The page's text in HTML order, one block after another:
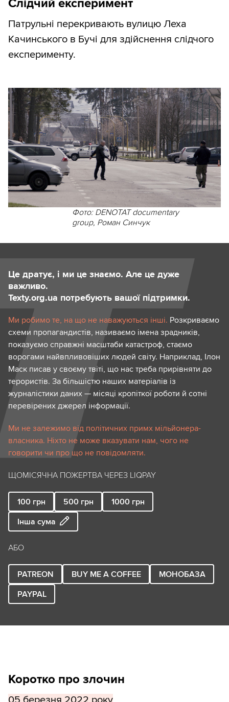
Слідчий експеримент
Патрульні перекривають вулицю Леха
Качинського в Бучі для здійснення слідчого
експерименту.
Фото: DENOTAT documentary
group, Роман Синчук
Це дратує, і ми це знаємо. Але це дуже
важливо.
Texty.org.ua потребують вашої підтримки.
Ми робимо те, на що не наважуються інші. Розкриваємо
схеми пропагандистів, називаємо імена зрадників,
показуємо справжні масштаби катастроф, стаємо
ворогами найвпливовіших людей світу. Наприклад, Ілон
Маск писав у своєму твіті, що нас треба прирівняти до
терористів. За більшістю наших матеріалів із
журналістики даних — місяці кропіткої роботи й сотні
перевірених джерел інформації.
Ми не залежимо від політичних примх мільйонера-
власника. Ніхто не може вказувати нам, чого не
говорити чи про що не повідомляти.
ЩОМІСЯЧНА ПОЖЕРТВА ЧЕРЕЗ LIQPAY
100 грн 500 грн 1000 грн
Інша сума
АБО
PATREON BUY ME A COFFEE
МОНОБАЗА
PAYPAL
Коротко про злочин